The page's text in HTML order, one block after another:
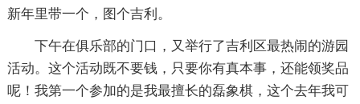
新年里带一个，图个吉利。
下午在俱乐部的门口，又举行了吉利区最热闹的游园
活动。这个活动既不要钱，只要你有真本事，还能领奖品
呢！我第一个参加的是我最擅长的磊象棋，这个去年我可